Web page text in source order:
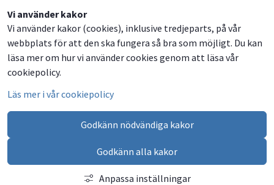
Vi använder kakor
Vi använder kakor (cookies), inklusive tredjeparts, på vår
webbplats för att den ska fungera så bra som möjligt. Du kan
läsa mer om hur vi använder cookies genom att läsa vår
cookiepolicy.
Läs mer i vår cookiepolicy
Godkänn nödvändiga kakor
Godkänn alla kakor
Anpassa inställningar
Dela
på
Facebook
Dela
på
Twitter
Dela
på
LinkedIn
Dela
via
email